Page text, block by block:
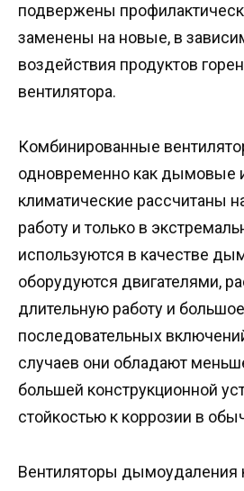
подвержены
заменены на новые, в
воздействия продуктов
вентилятора.
Комбинированные
одновременно как дымовые
климатические рассчитаны
работу и только в
используются в качестве
оборудуются двигателями,
длительную работу и
последовательных
случаев они обладают
большей конструкционной
стойкостью к коррозии в
Вентиляторы